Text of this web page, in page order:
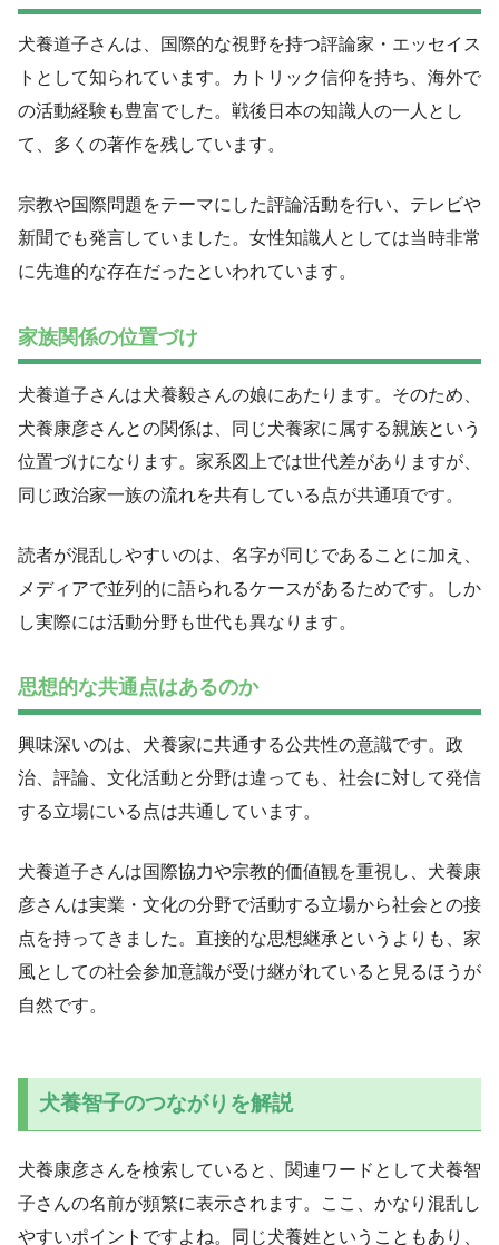
犬養道子さんは、国際的な視野を持つ評論家・エッセイス
トとして知られています。カトリック信仰を持ち、海外で
の活動経験も豊富でした。戦後日本の知識人の一人とし
て、多くの著作を残しています。
宗教や国際問題をテーマにした評論活動を行い、テレビや
新聞でも発言していました。女性知識人としては当時非常
に先進的な存在だったといわれています。
家族関係の位置づけ
犬養道子さんは犬養毅さんの娘にあたります。そのため、
犬養康彦さんとの関係は、同じ犬養家に属する親族という
位置づけになります。家系図上では世代差がありますが、
同じ政治家一族の流れを共有している点が共通項です。
読者が混乱しやすいのは、名字が同じであることに加え、
メディアで並列的に語られるケースがあるためです。しか
し実際には活動分野も世代も異なります。
思想的な共通点はあるのか
興味深いのは、犬養家に共通する公共性の意識です。政
治、評論、文化活動と分野は違っても、社会に対して発信
する立場にいる点は共通しています。
犬養道子さんは国際協力や宗教的価値観を重視し、犬養康
彦さんは実業・文化の分野で活動する立場から社会との接
点を持ってきました。直接的な思想継承というよりも、家
風としての社会参加意識が受け継がれていると見るほうが
自然です。
犬養智子のつながりを解説
犬養康彦さんを検索していると、関連ワードとして犬養智
子さんの名前が頻繁に表示されます。ここ、かなり混乱し
やすいポイントですよね。同じ犬養姓ということもあり、